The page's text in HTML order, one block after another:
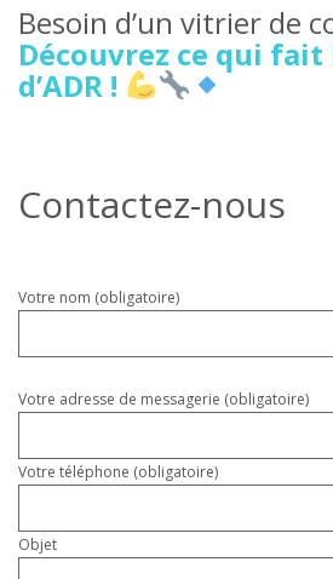
Besoin d’un vitrier de
Découvrez ce qui
d’ADR !
Contactez-nous
Veuillez
vide.
Votre nom (obligatoire)
Votre adresse de messagerie (obligatoire)
Votre téléphone (obligatoire)
Objet